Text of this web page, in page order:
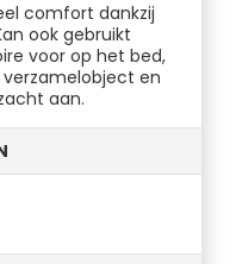
comfort dankzij
ook gebruikt
voor op het bed,
verzamelobject en
aan.